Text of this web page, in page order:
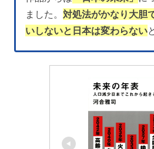
ました。対処法がかなり大胆
いしないと日本は変わらない